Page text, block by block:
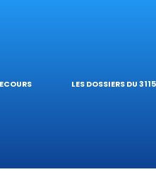
DE
LES DOSSIERS DU 3115